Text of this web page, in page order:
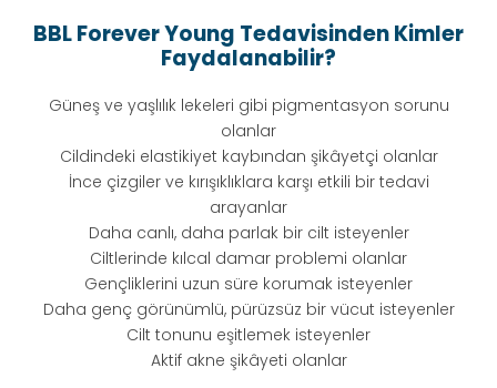
BBL Forever Young Tedavisinden Kimler
Faydalanabilir?
Güneş ve yaşlılık lekeleri gibi pigmentasyon sorunu
olanlar
Cildindeki elastikiyet kaybından şikâyetçi olanlar
İnce çizgiler ve kırışıklıklara karşı etkili bir tedavi
arayanlar
Daha canlı, daha parlak bir cilt isteyenler
Ciltlerinde kılcal damar problemi olanlar
Gençliklerini uzun süre korumak isteyenler
Daha genç görünümlü, pürüzsüz bir vücut isteyenler
Cilt tonunu eşitlemek isteyenler
Aktif akne şikâyeti olanlar